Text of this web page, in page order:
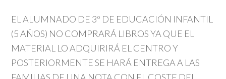
EL ALUMNADO DE 3º DE EDUCACIÓN INFANTIL
(5 AÑOS) NO COMPRARÁ LIBROS YA QUE EL
MATERIAL LO ADQUIRIRÁ EL CENTRO Y
POSTERIORMENTE SE HARÁ ENTREGA A LAS